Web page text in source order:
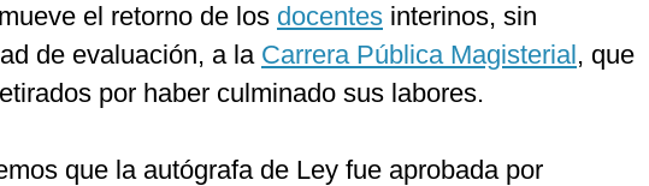
el retorno de los docentes interinos, sin
de evaluación, a la Carrera Pública Magisterial, que
por haber culminado sus labores.
que la autógrafa de Ley fue aprobada por